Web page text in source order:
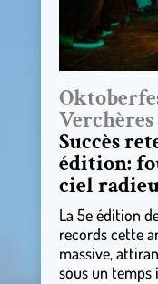
Verchères
Succès
édition:
ciel
La 5e édition
records cette
massive,
sous un temps